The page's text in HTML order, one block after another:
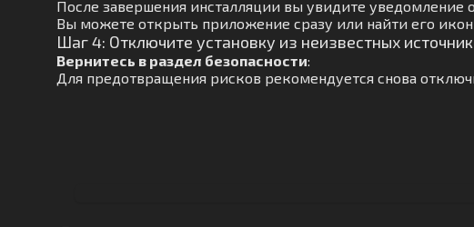
После завершения инсталляции вы увидите уведомление
Вы можете открыть приложение сразу или найти его
Шаг 4: Отключите установку из неизвестных
Вернитесь в раздел безопасности:
Для предотвращения рисков рекомендуется снова